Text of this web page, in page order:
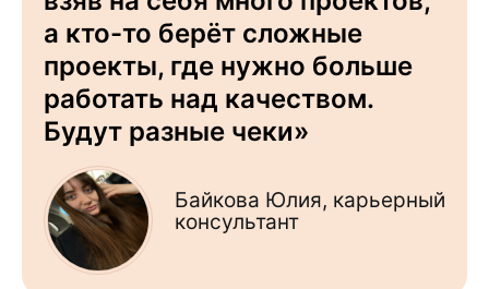
а кто-то берёт сложные
проекты, где нужно больше
работать над качеством.
Будут разные чеки»
Байкова Юлия, карьерный
консультант